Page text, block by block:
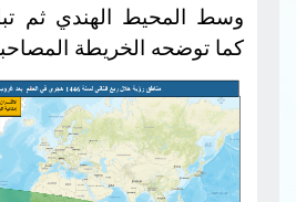
الهندي ثم تباعا باتجاه الغرب
المصاحبة.